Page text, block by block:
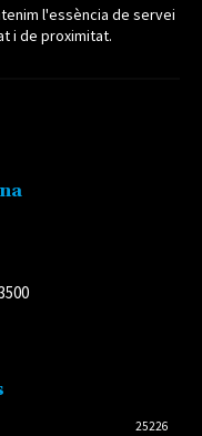
l'essència de servei
i de proximitat.
25226